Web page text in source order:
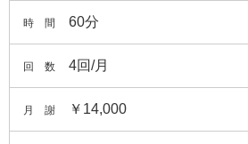
時 間 60分
回 数 4回/月
月 謝 ￥14,000